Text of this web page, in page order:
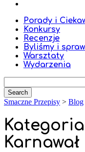
Porady i
Konkursy
Recenzje
Byliśmy i
Warsztaty
Wydarzenia
Smaczne Przepisy > Blog
Karnawał